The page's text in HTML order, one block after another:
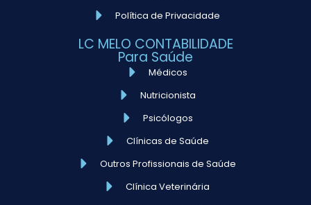
Política de Privacidade
LC MELO CONTABILIDADE
Para Saúde
Médicos
Nutricionista
Psicólogos
Clínicas de Saúde
Outros Profissionais de Saúde
Clínica Veterinária